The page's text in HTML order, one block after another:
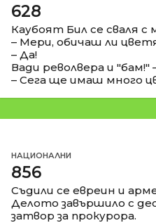
628
Каубоят Бил се сваля с
– Мери, обичаш ли
– Да!
Вади револвера и
– Сега ще имаш много
НАЦИОНАЛНИ
856
Съдили се евреин и
Делото завършило с
затвор за прокурора.